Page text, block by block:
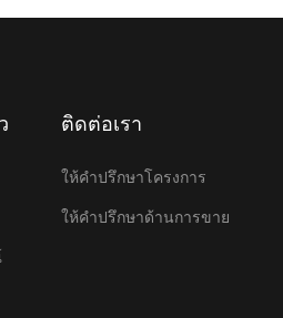
ติดต่อเรา
ให้คําปรึกษาโครงการ
ให้คําปรึกษาด้านการขาย